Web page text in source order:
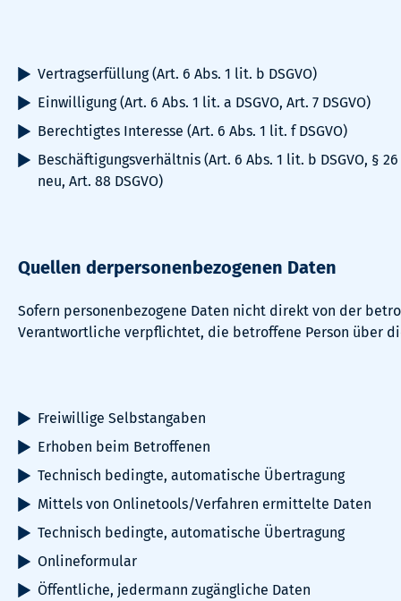
Vertragserfüllung (Art. 6 Abs. 1 lit. b DSGVO)
Einwilligung (Art. 6 Abs. 1 lit. a DSGVO, Art. 7 DSGVO)
Berechtigtes Interesse (Art. 6 Abs. 1 lit. f DSGVO)
Beschäftigungsverhältnis (Art. 6 Abs. 1 lit. b DSGVO, § 26
neu, Art. 88 DSGVO)
Quellen derpersonenbezogenen Daten
Sofern personenbezogene Daten nicht direkt von der
Verantwortliche verpflichtet, die betroffene Person über
Freiwillige Selbstangaben
Erhoben beim Betroffenen
Technisch bedingte, automatische Übertragung
Mittels von Onlinetools/Verfahren ermittelte Daten
Technisch bedingte, automatische Übertragung
Onlineformular
Öffentliche, jedermann zugängliche Daten